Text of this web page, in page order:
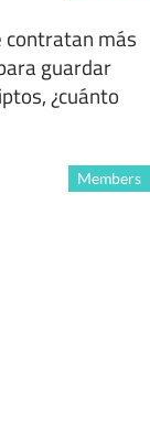
contratan más
guardar
¿cuánto
Members